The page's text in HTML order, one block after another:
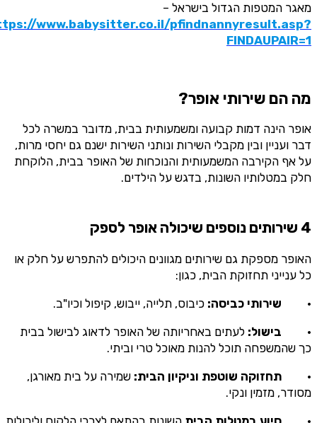
מאגר המטפות הגדול בישראל –
www.babysitter.co.il/pfindnannyresult.asp?
FINDAUPAIR=1
מה הם שירותי אופר?
אופר הינה דמות קבועה ומשמעותית בבית, מדובר במשרה לכל
דבר ועניין ובין מקבלי השירות ונותני השירות ישנם גם יחסי מרות,
על אף הקירבה המשמעותית והנוכחות של האופר בבית, הלוקחת
חלק במטלותיו השונות, בדגש על הילדים.
4 שירותים נוספים שיכולה אופר לספק
האופר מספקת גם שירותים מגוונים היכולים להתפרש על חלק או
כל ענייני תחזוקת הבית, כגון:
· שירותי כביסה: כיבוס, תלייה, ייבוש, קיפול וכיו"ב.
·
בישול: לעתים באחריותה של האופר לדאוג לבישול בבית
כך שהמשפחה תוכל להנות מאוכל טרי וביתי.
· תחזוקה שוטפת וניקיון הבית: שמירה על בית מאורגן,
מסודר, מזמין ונקי.